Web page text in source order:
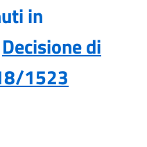
in
Decisione di
1523